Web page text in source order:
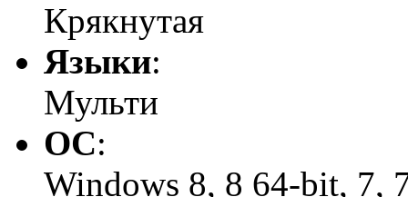
Крякнутая
Языки:
Мульти
ОС:
Windows 8, 8 64-bit, 7,